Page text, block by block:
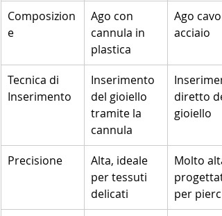
Composizion
e
Ago con
cannula in
plastica
Ago cavo
acciaio
Tecnica di
Inserimento
Inserimento
del gioiello
tramite la
cannula
diretto
gioiello
Precisione
Alta, ideale
per tessuti
delicati
Molto
per